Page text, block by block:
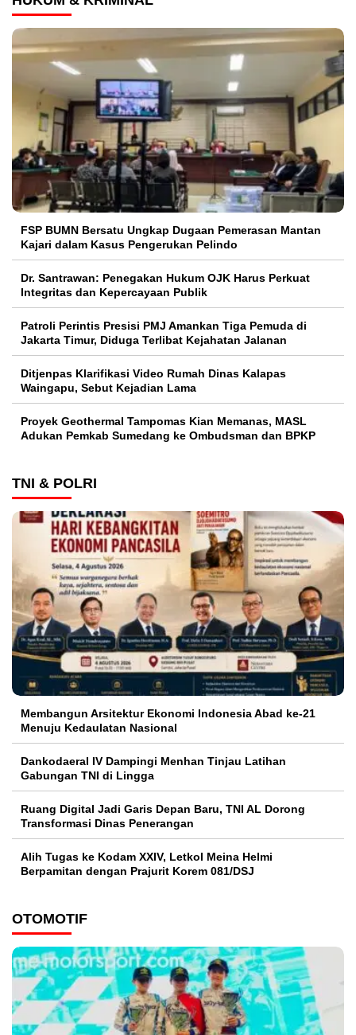
FSP BUMN Bersatu Ungkap Dugaan Pemerasan Mantan
Kajari dalam Kasus Pengerukan Pelindo
Dr. Santrawan: Penegakan Hukum OJK Harus Perkuat
Integritas dan Kepercayaan Publik
Patroli Perintis Presisi PMJ Amankan Tiga Pemuda di
Jakarta Timur, Diduga Terlibat Kejahatan Jalanan
Ditjenpas Klarifikasi Video Rumah Dinas Kalapas
Waingapu, Sebut Kejadian Lama
Proyek Geothermal Tampomas Kian Memanas, MASL
Adukan Pemkab Sumedang ke Ombudsman dan BPKP
TNI & POLRI
Membangun Arsitektur Ekonomi Indonesia Abad ke-21
Menuju Kedaulatan Nasional
Dankodaeral IV Dampingi Menhan Tinjau Latihan
Gabungan TNI di Lingga
Ruang Digital Jadi Garis Depan Baru, TNI AL Dorong
Transformasi Dinas Penerangan
Alih Tugas ke Kodam XXIV, Letkol Meina Helmi
Berpamitan dengan Prajurit Korem 081/DSJ
OTOMOTIF